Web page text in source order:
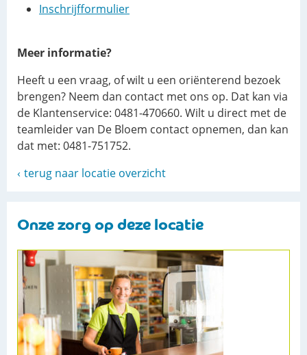
Inschrijfformulier
Meer informatie?
Heeft u een vraag, of wilt u een oriënterend bezoek
brengen? Neem dan contact met ons op. Dat kan via
de Klantenservice: 0481-470660. Wilt u direct met de
teamleider van De Bloem contact opnemen, dan kan
dat met: 0481-751752.
terug naar locatie overzicht
Onze zorg op deze locatie